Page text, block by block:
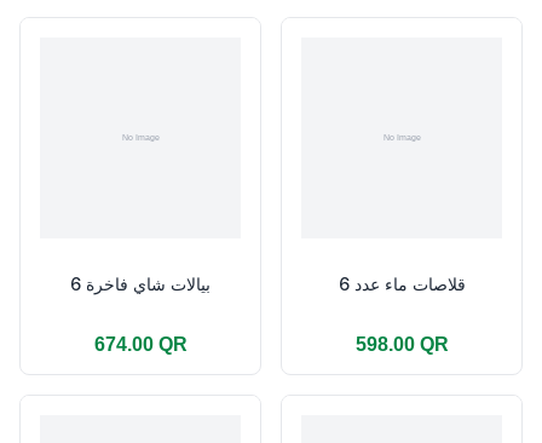
بيالات شاي فاخرة 6
674.00 QR
قلاصات ماء عدد 6
598.00 QR